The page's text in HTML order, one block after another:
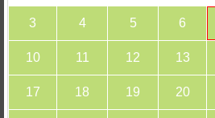
3 4 5 6
10 11 12 13
17 18 19 20